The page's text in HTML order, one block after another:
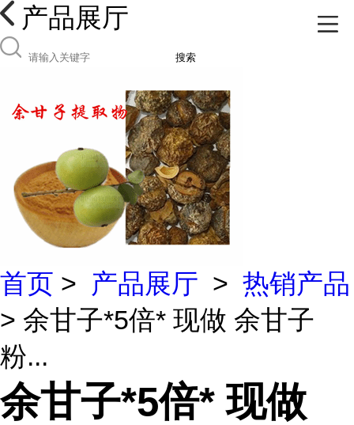
产品展厅
搜索
首页 > 产品展厅 > 热销产品
> 余甘子*5倍* 现做 余甘子
粉...
余甘子*5倍* 现做